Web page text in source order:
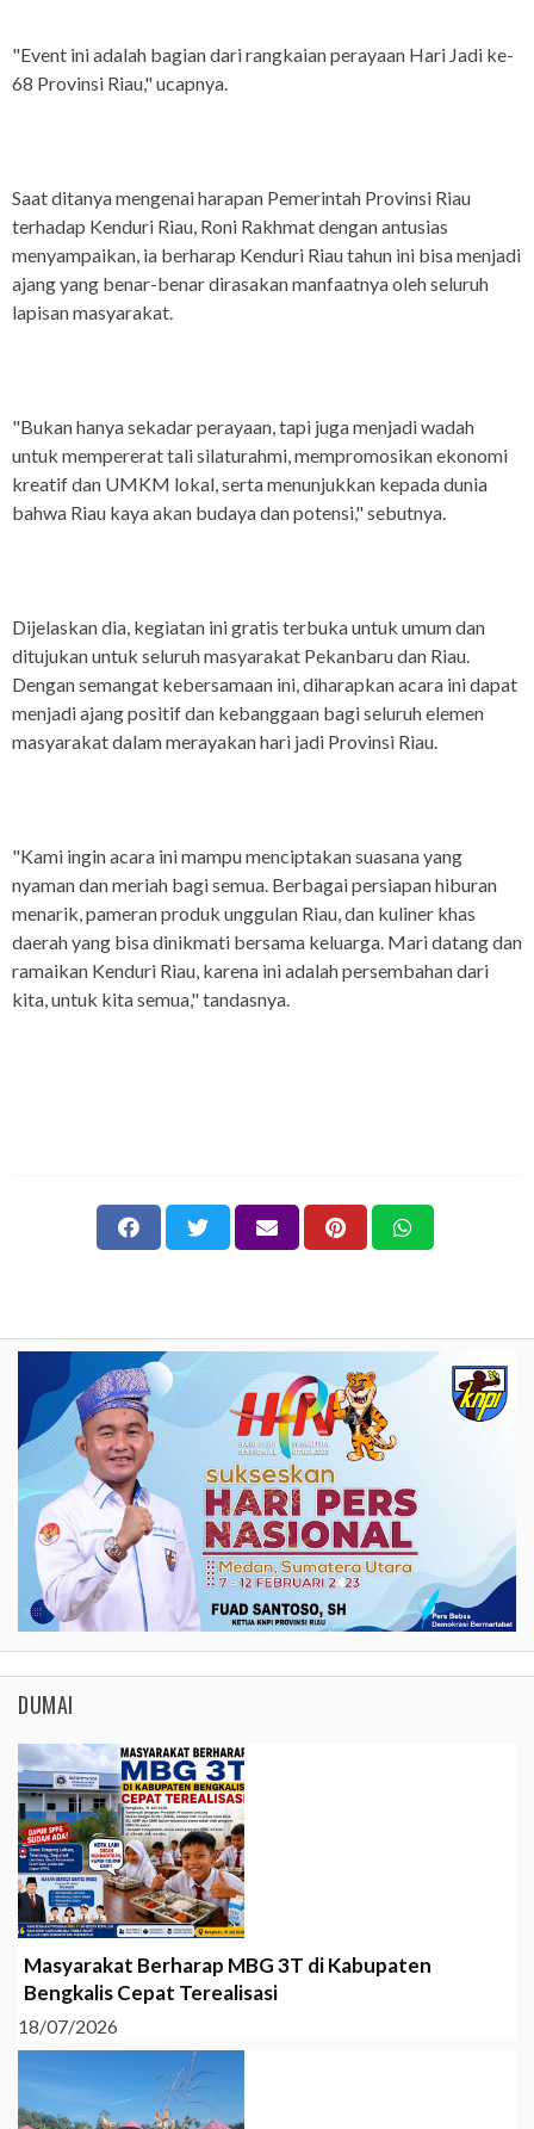
"Event ini adalah bagian dari rangkaian perayaan Hari Jadi ke-
68 Provinsi Riau," ucapnya.
Saat ditanya mengenai harapan Pemerintah Provinsi Riau
terhadap Kenduri Riau, Roni Rakhmat dengan antusias
menyampaikan, ia berharap Kenduri Riau tahun ini bisa menjadi
ajang yang benar-benar dirasakan manfaatnya oleh seluruh
lapisan masyarakat.
"Bukan hanya sekadar perayaan, tapi juga menjadi wadah
untuk mempererat tali silaturahmi, mempromosikan ekonomi
kreatif dan UMKM lokal, serta menunjukkan kepada dunia
bahwa Riau kaya akan budaya dan potensi," sebutnya.
Dijelaskan dia, kegiatan ini gratis terbuka untuk umum dan
ditujukan untuk seluruh masyarakat Pekanbaru dan Riau.
Dengan semangat kebersamaan ini, diharapkan acara ini dapat
menjadi ajang positif dan kebanggaan bagi seluruh elemen
masyarakat dalam merayakan hari jadi Provinsi Riau.
"Kami ingin acara ini mampu menciptakan suasana yang
nyaman dan meriah bagi semua. Berbagai persiapan hiburan
menarik, pameran produk unggulan Riau, dan kuliner khas
daerah yang bisa dinikmati bersama keluarga. Mari datang dan
ramaikan Kenduri Riau, karena ini adalah persembahan dari
kita, untuk kita semua," tandasnya.
DUMAI
Masyarakat Berharap MBG 3T di Kabupaten
Bengkalis Cepat Terealisasi
18/07/2026